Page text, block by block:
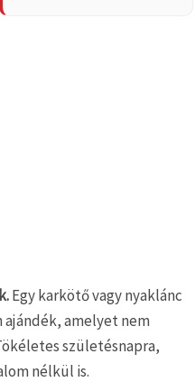
Egy karkötő vagy nyaklánc
amelyet nem
születésnapra,
nélkül is.